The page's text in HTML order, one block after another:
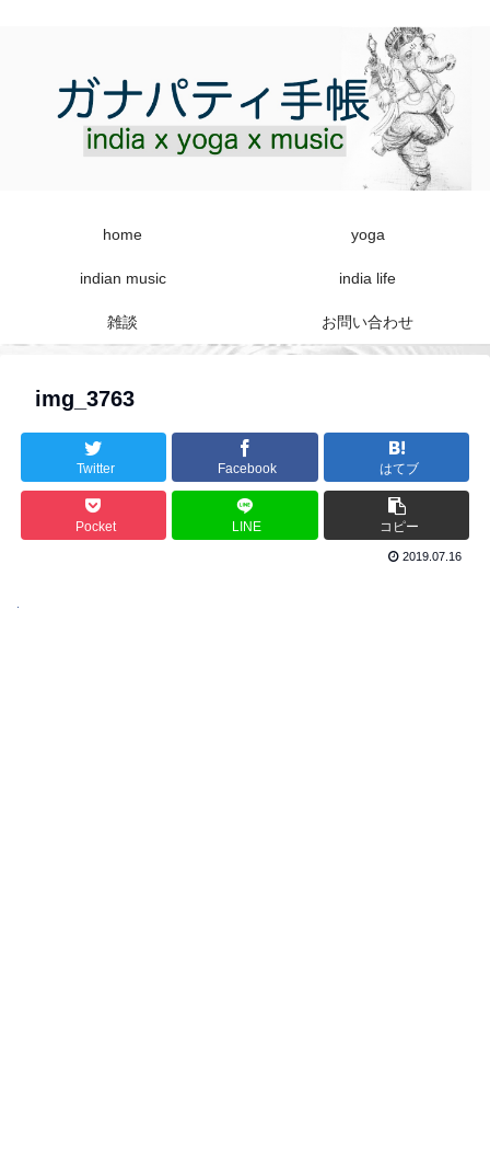
home yoga
indian music india life
雑談 お問い合わせ
img_3763
Twitter Facebook はてブ
Pocket LINE コピー
2019.07.16